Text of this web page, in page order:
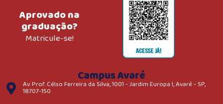
Aprovado na
graduação?
Matricule-se!
Campus Avaré
Av. Prof. Célso Ferreira da Silva, 1001 - Jardim Europa I, Avaré - SP,
18707-150